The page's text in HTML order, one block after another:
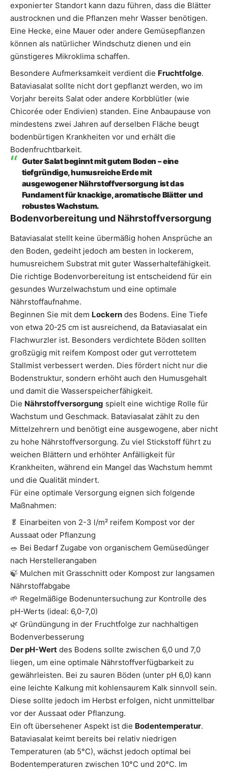
exponierter Standort kann dazu führen, dass die Blätter
austrocknen und die Pflanzen mehr Wasser benötigen.
Eine Hecke, eine Mauer oder andere Gemüsepflanzen
können als natürlicher Windschutz dienen und ein
günstigeres Mikroklima schaffen.
Besondere Aufmerksamkeit verdient die Fruchtfolge.
Bataviasalat sollte nicht dort gepflanzt werden, wo im
Vorjahr bereits Salat oder andere Korbblütler (wie
Chicorée oder Endivien) standen. Eine Anbaupause von
mindestens zwei Jahren auf derselben Fläche beugt
bodenbürtigen Krankheiten vor und erhält die
Bodenfruchtbarkeit.
Guter Salat beginnt mit gutem Boden – eine
tiefgründige, humusreiche Erde mit
ausgewogener Nährstoffversorgung ist das
Fundament für knackige, aromatische Blätter und
robustes Wachstum.
Bodenvorbereitung und Nährstoffversorgung
Bataviasalat stellt keine übermäßig hohen Ansprüche an
den Boden, gedeiht jedoch am besten in lockerem,
humusreichem Substrat mit guter Wasserhaltefähigkeit.
Die richtige Bodenvorbereitung ist entscheidend für ein
gesundes Wurzelwachstum und eine optimale
Nährstoffaufnahme.
Beginnen Sie mit dem Lockern des Bodens. Eine Tiefe
von etwa 20-25 cm ist ausreichend, da Bataviasalat ein
Flachwurzler ist. Besonders verdichtete Böden sollten
großzügig mit reifem Kompost oder gut verrottetem
Stallmist verbessert werden. Dies fördert nicht nur die
Bodenstruktur, sondern erhöht auch den Humusgehalt
und damit die Wasserspeicherfähigkeit.
Die Nährstoffversorgung spielt eine wichtige Rolle für
Wachstum und Geschmack. Bataviasalat zählt zu den
Mittelzehrern und benötigt eine ausgewogene, aber nicht
zu hohe Nährstoffversorgung. Zu viel Stickstoff führt zu
weichen Blättern und erhöhter Anfälligkeit für
Krankheiten, während ein Mangel das Wachstum hemmt
und die Qualität mindert.
Für eine optimale Versorgung eignen sich folgende
Maßnahmen:
🥬 Einarbeiten von 2-3 l/m² reifem Kompost vor der
Aussaat oder Pflanzung
🥗 Bei Bedarf Zugabe von organischem Gemüsedünger
nach Herstellerangaben
🍃 Mulchen mit Grasschnitt oder Kompost zur langsamen
Nährstoffabgabe
🌱 Regelmäßige Bodenuntersuchung zur Kontrolle des
pH-Werts (ideal: 6,0-7,0)
🌿 Gründüngung in der Fruchtfolge zur nachhaltigen
Bodenverbesserung
Der pH-Wert des Bodens sollte zwischen 6,0 und 7,0
liegen, um eine optimale Nährstoffverfügbarkeit zu
gewährleisten. Bei zu sauren Böden (unter pH 6,0) kann
eine leichte Kalkung mit kohlensaurem Kalk sinnvoll sein.
Diese sollte jedoch im Herbst erfolgen, nicht unmittelbar
vor der Aussaat oder Pflanzung.
Ein oft übersehener Aspekt ist die Bodentemperatur.
Bataviasalat keimt bereits bei relativ niedrigen
Temperaturen (ab 5°C), wächst jedoch optimal bei
Bodentemperaturen zwischen 10°C und 20°C. Im